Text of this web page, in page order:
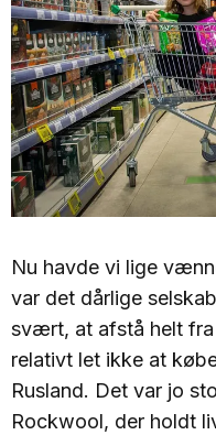
Nu havde vi lige
var det dårlige
svært, at afstå helt fra
relativt let ikke at
Rusland. Det var jo
Rockwool, der holdt